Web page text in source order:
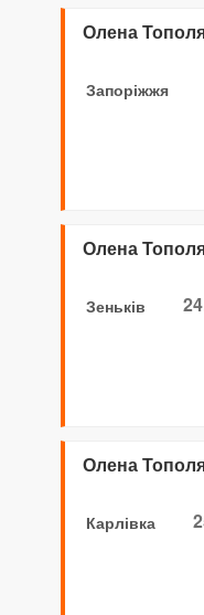
Олена
Запоріжжя
Олена
Зеньків
Олена
Карлівка